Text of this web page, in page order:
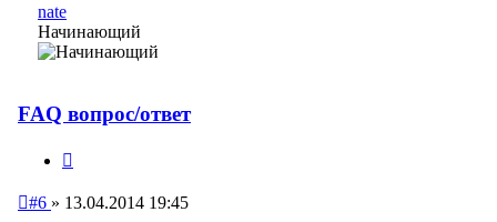
nate
Начинающий
FAQ вопрос/ответ
Непрочитанное
#6 » 13.04.2014 19:45